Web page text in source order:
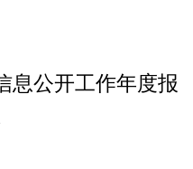
息公开工作年度报